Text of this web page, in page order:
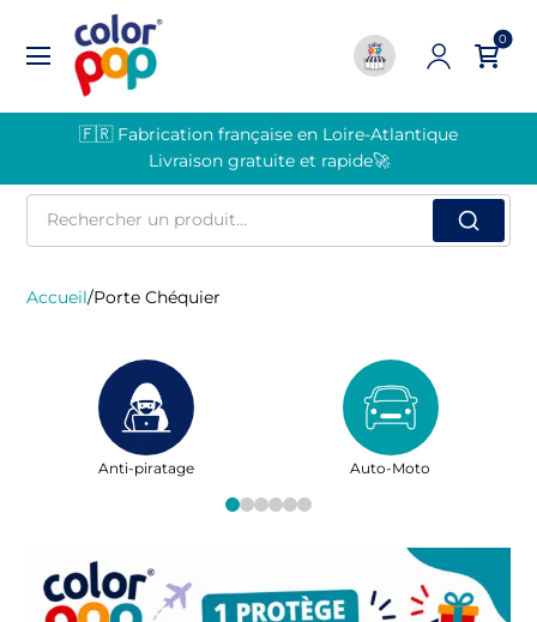
0
🇫🇷 Fabrication française en Loire-Atlantique
Livraison gratuite et rapide🚀
Rechercher
produit
Accueil/Porte Chéquier
Famille - Santé